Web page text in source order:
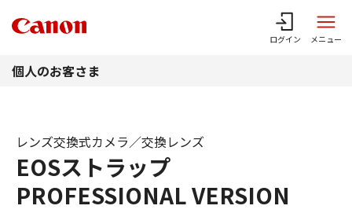
ログイン メニュー
個人のお客さま
EOSストラップ
PROFESSIONAL VERSION
レンズ交換式カメラ／交換レンズ